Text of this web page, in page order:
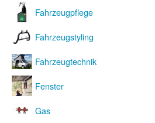
Fahrzeugpflege
Fahrzeugstyling
Fahrzeugtechnik
Fenster
Gas